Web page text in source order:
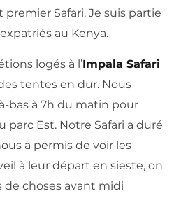
Safari. Je suis partie
au Kenya.
logés à l’Impala Safari
tentes en dur. Nous
bas à 7h du matin pour
parc Est. Notre Safari a duré
a permis de voir les
à leur départ en sieste, on
de choses avant midi